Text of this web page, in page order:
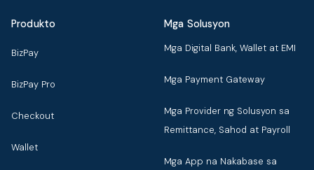
Produkto
BizPay
BizPay Pro
Checkout
Wallet
Mga Solusyon
Mga Digital Bank, Wallet at EMI
Mga Payment Gateway
Mga Provider ng Solusyon sa
Remittance, Sahod at Payroll
Mga App na Nakabase sa